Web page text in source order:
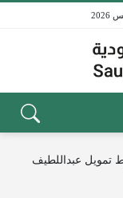
تمويل عبداللطيف